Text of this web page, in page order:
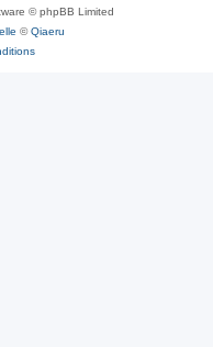
© phpBB Limited
©Qiaeru